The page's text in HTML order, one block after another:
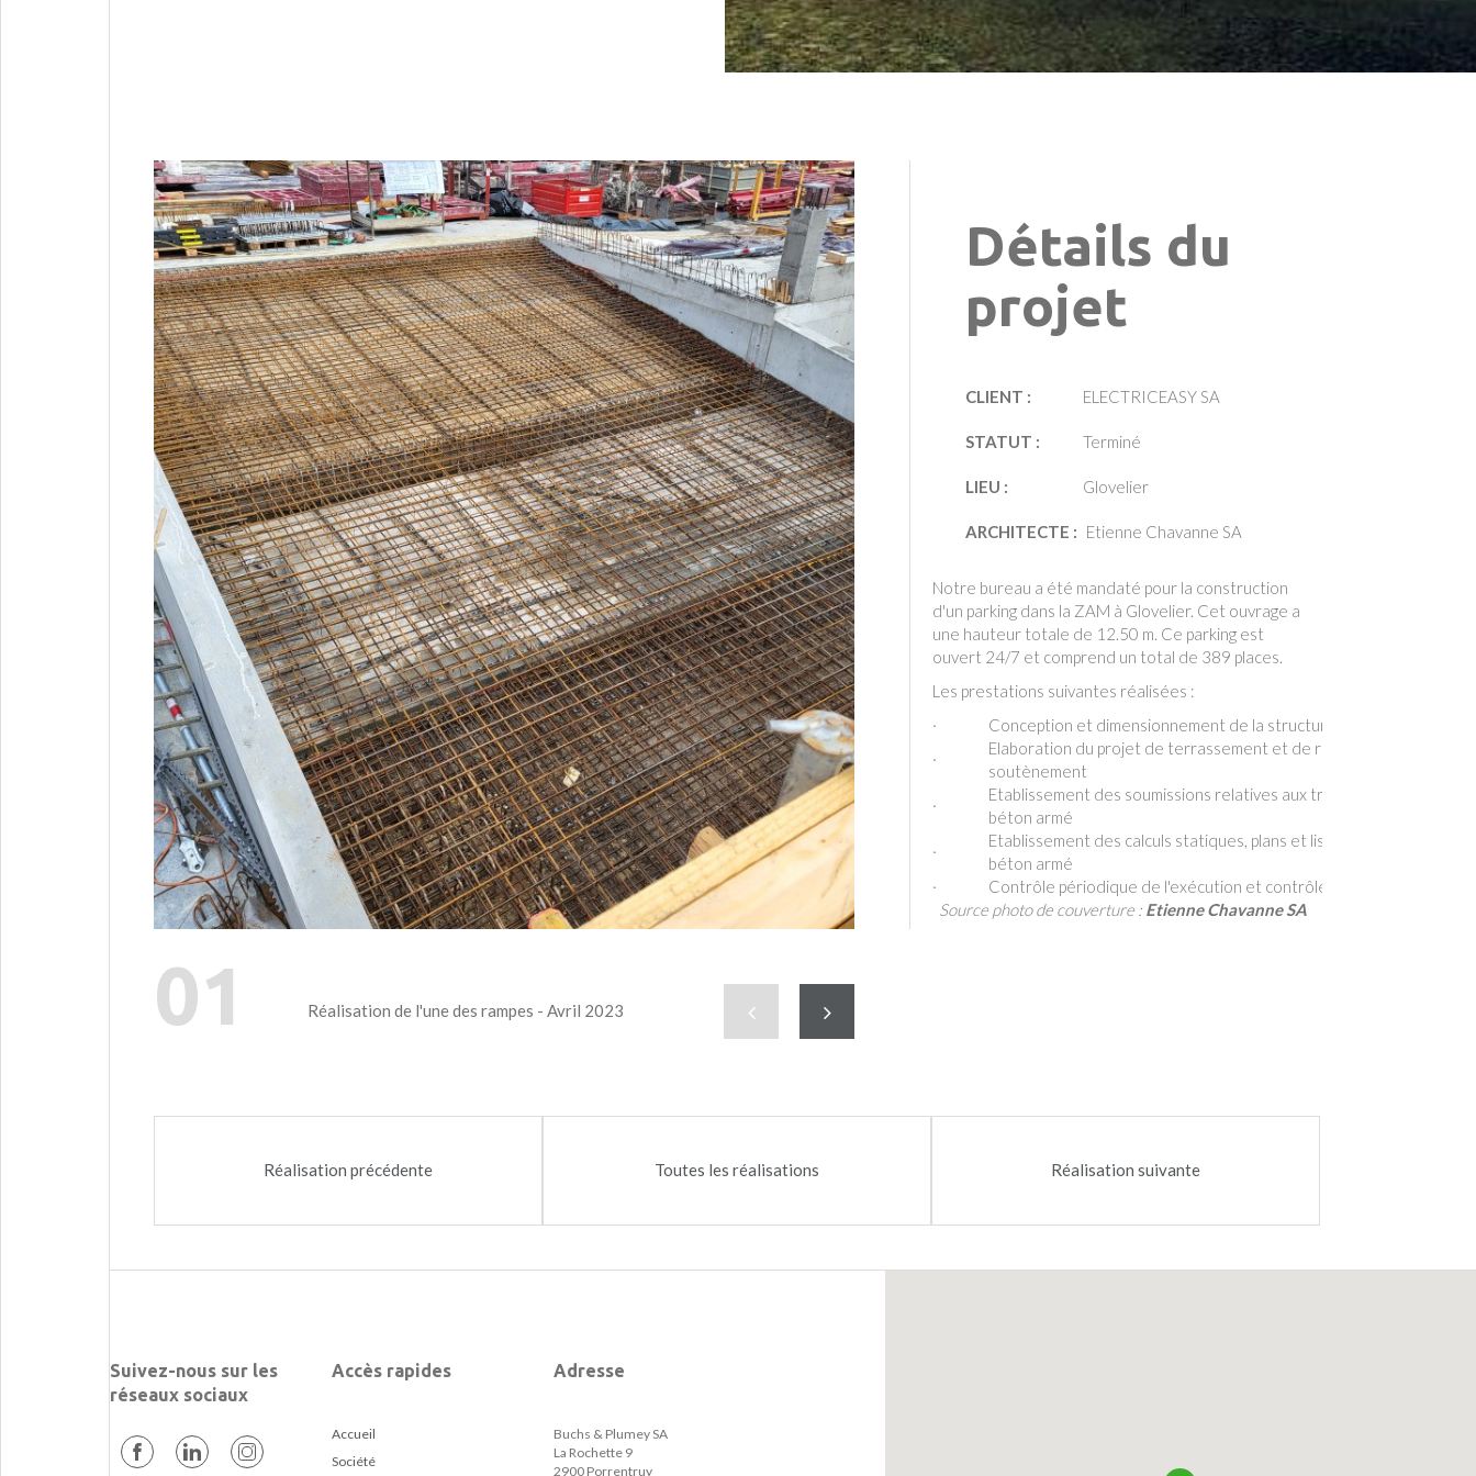
01 Réalisation de l'une des rampes - Avril 2023 PrécédentSuivant
Détails du
projet
CLIENT : ELECTRICEASY SA
STATUT : Terminé
LIEU : Glovelier
ARCHITECTE : Etienne Chavanne SA
Notre bureau a été mandaté pour la construction
d'un parking dans la ZAM à Glovelier. Cet ouvrage a
une hauteur totale de 12.50 m. Ce parking est
ouvert 24/7 et comprend un total de 389 places.
Les prestations suivantes réalisées :
·
Conception et dimensionnement de la structure porteuse, y
·
Elaboration du projet de terrassement et de rembalyage, y
soutènement
·
Etablissement des soumissions relatives aux travaux de
béton armé
·
Etablissement des calculs statiques, plans et listes de fers pour la
béton armé
·
Contrôle périodique de l'exécution et contrôle de l’armature sur
Source photo de couverture : Etienne Chavanne SA
Réalisation précédente Toutes les réalisations Réalisation suivante
Suivez-nous sur les
réseaux sociaux
Accès rapides
Accueil
Société
Adresse
Buchs & Plumey SA
La Rochette 9
2900 Porrentruy